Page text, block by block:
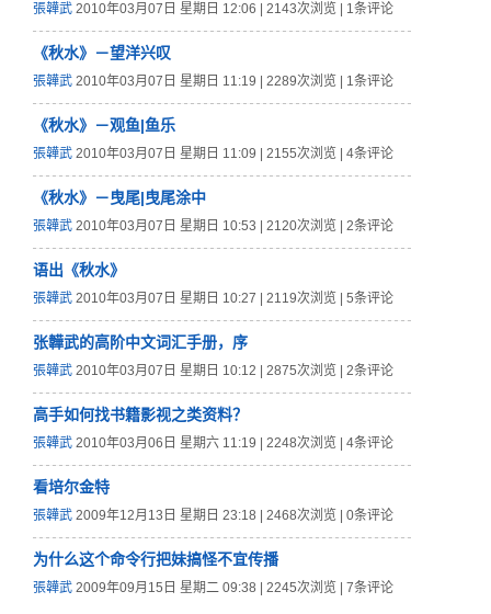
張韡武 2010年03月07日 星期日 12:06 | 2143次浏览 | 1条评论
《秋水》－望洋兴叹
張韡武 2010年03月07日 星期日 11:19 | 2289次浏览 | 1条评论
《秋水》－观鱼|鱼乐
張韡武 2010年03月07日 星期日 11:09 | 2155次浏览 | 4条评论
《秋水》－曳尾|曳尾涂中
張韡武 2010年03月07日 星期日 10:53 | 2120次浏览 | 2条评论
语出《秋水》
張韡武 2010年03月07日 星期日 10:27 | 2119次浏览 | 5条评论
张韡武的高阶中文词汇手册，序
張韡武 2010年03月07日 星期日 10:12 | 2875次浏览 | 2条评论
高手如何找书籍影视之类资料？
張韡武 2010年03月06日 星期六 11:19 | 2248次浏览 | 4条评论
看培尔金特
張韡武 2009年12月13日 星期日 23:18 | 2468次浏览 | 0条评论
为什么这个命令行把妹搞怪不宜传播
張韡武 2009年09月15日 星期二 09:38 | 2245次浏览 | 7条评论